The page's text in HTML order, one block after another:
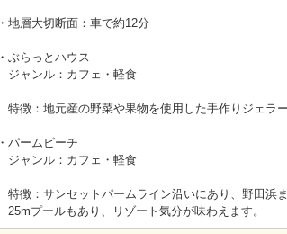
・地層大切断面：車で約12分
・ぶらっとハウス
ジャンル：カフェ・軽食
特徴：地元産の野菜や果物を使用した手作りジェラ
・パームビーチ
ジャンル：カフェ・軽食
特徴：サンセットパームライン沿いにあり、野田浜
25mプールもあり、リゾート気分が味わえます。